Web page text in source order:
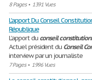
8 Pages• 1391 Vues
L'apport Du Conseil
République
L’apport duconseil
Actuel président duConseil
interview par un journaliste
7 Pages• 1996 Vues